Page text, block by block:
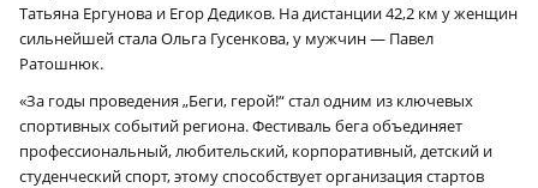
Татьяна Ергунова и Егор Дедиков. На дистанции 42,2 км у женщин
сильнейшей стала Ольга Гусенкова, у мужчин — Павел
Ратошнюк.
«За годы проведения „Беги, герой!“ стал одним из ключевых
спортивных событий региона. Фестиваль бега объединяет
профессиональный, любительский, корпоративный, детский и
студенческий спорт, этому способствует организация стартов